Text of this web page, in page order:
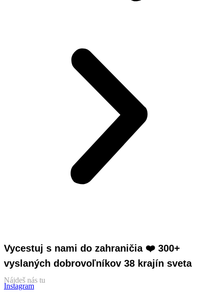
Vycestuj s nami do zahraničia ❤️​ 300+
vyslaných dobrovoľníkov 38 krajín sveta
Nájdeš nás tu
Instagram